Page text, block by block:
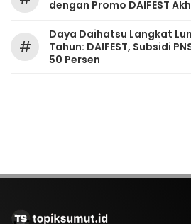
dengan Promo DAIFEST
#
Daya Daihatsu Langkat
Tahun: DAIFEST, Subsidi
50 Persen